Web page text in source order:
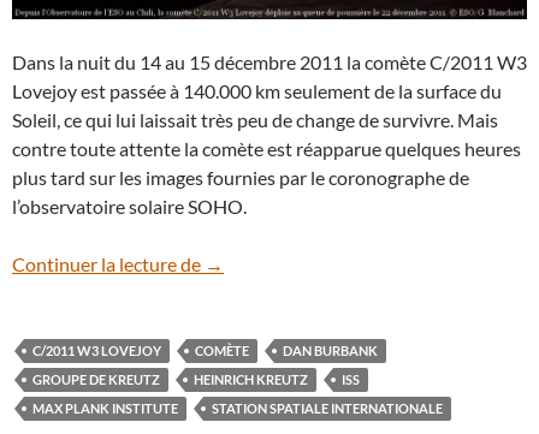
Dans la nuit du 14 au 15 décembre 2011 la comète C/2011 W3
Lovejoy est passée à 140.000 km seulement de la surface du
Soleil, ce qui lui laissait très peu de change de survivre. Mais
contre toute attente la comète est réapparue quelques heures
plus tard sur les images fournies par le coronographe de
l’observatoire solaire SOHO.
Continuer la lecture de C/2011 W3 Lovejoy, l’étonnante
→
C/2011 W3 LOVEJOY COMÈTE
DAN BURBANK
GROUPE DE KREUTZ
HEINRICH KREUTZ
ISS
MAX PLANK INSTITUTE
STATION SPATIALE INTERNATIONALE